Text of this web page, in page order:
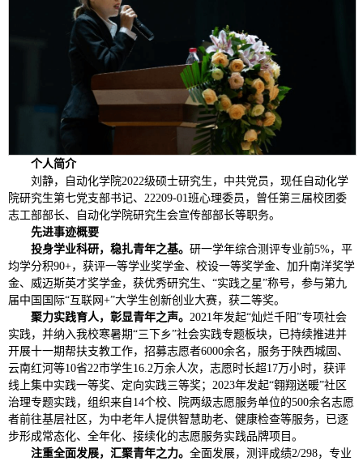
个人简介
刘静，自动化学院2022级硕士研究生，中共党员，现任自动化学
院研究生第七党支部书记、22209-01班心理委员，曾任第三届校团委
志工部部长、自动化学院研究生会宣传部部长等职务。
先进事迹概要
投身学业科研，稳扎青年之基。 研一学年综合测评专业前5%，平
均学分积90+，获评一等学业奖学金、校设一等奖学金、加升南洋奖学
金、威迈斯英才奖学金，获优秀研究生、“实践之星”称号，参与第九
届中国国际“互联网+”大学生创新创业大赛，获二等奖。
聚力实践育人，彰显青年之声。 2021年发起“灿烂千阳”专项社会
实践，并纳入我校寒暑期“三下乡”社会实践专题板块，已持续推进并
开展十一期帮扶支教工作，招募志愿者6000余名，服务于陕西城固、
云南红河等10省22市学生16.2万余人次，志愿时长超17万小时，获评
线上集中实践一等奖、定向实践三等奖；2023年发起“翱翔送暖”社区
治理专题实践，组织来自14个校、院两级志愿服务单位的500余名志愿
者前往基层社区，为中老年人提供智慧助老、健康检查等服务，已逐
步形成常态化、全年化、接续化的志愿服务实践品牌项目。
注重全面发展，汇聚青年之力。 全面发展，测评成绩2/298，专业